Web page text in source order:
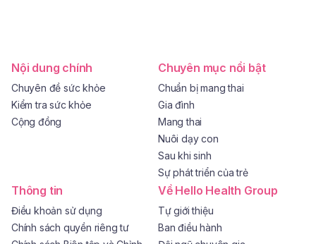
Nội dung chính
Chuyên đề sức khỏe
Kiểm tra sức khỏe
Cộng đồng
Chuyên mục nổi bật
Chuẩn bị mang thai
Gia đình
Mang thai
Nuôi dạy con
Sau khi sinh
Sự phát triển của trẻ
Thông tin
Điều khoản sử dụng
Chính sách quyền riêng tư
Về Hello Health Group
Tự giới thiệu
Ban điều hành